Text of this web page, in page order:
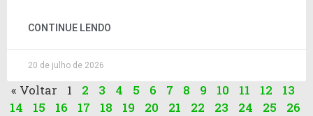
CONTINUE LENDO
20 de julho de 2026
« Voltar 1 2 3 4 5 6 7 8 9 10 11 12
13
14
15 16 17 18 19 20 21 22 23 24 25
26